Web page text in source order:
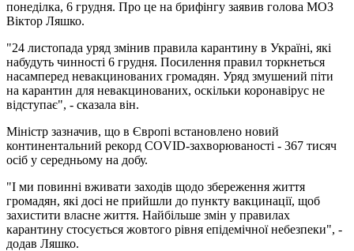
понеділка, 6 грудня. Про це на брифінгу заявив голова МОЗ
Віктор Ляшко.
"24 листопада уряд змінив правила карантину в Україні, які
набудуть чинності 6 грудня. Посилення правил торкнеться
насамперед невакцинованих громадян. Уряд змушений піти
на карантин для невакцинованих, оскільки коронавірус не
відступає", - сказала він.
Міністр зазначив, що в Європі встановлено новий
континентальний рекорд COVID-захворюваності - 367 тисяч
осіб у середньому на добу.
"І ми повинні вживати заходів щодо збереження життя
громадян, які досі не прийшли до пункту вакцинації, щоб
захистити власне життя. Найбільше змін у правилах
карантину стосується жовтого рівня епідемічної небезпеки", -
додав Ляшко.